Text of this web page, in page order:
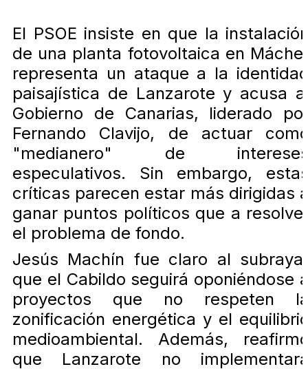
El PSOE insiste en que la
de una planta fotovoltaica en
representa un ataque a la
paisajística de Lanzarote y acusa
Gobierno de Canarias, liderado
Fernando Clavijo, de actuar
"medianero" de
especulativos. Sin embargo,
críticas parecen estar más dirigidas
ganar puntos políticos que a
el problema de fondo.
Jesús Machín fue claro al
que el Cabildo seguirá oponiéndose
proyectos que no respeten
zonificación energética y el
medioambiental. Además,
que Lanzarote no